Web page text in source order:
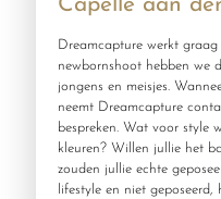
Capelle aan
Dreamcapture werkt graag
newbornshoot hebben we
jongens en meisjes.
neemt Dreamcapture
bespreken. Wat voor style
kleuren? Willen jullie het
zouden jullie echte
lifestyle en niet